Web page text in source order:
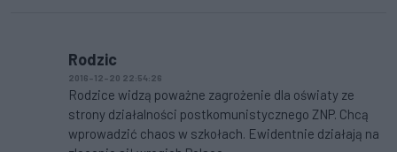
Rodzic
2016-12-20 22:54:26
Rodzice widzą poważne zagrożenie dla oświaty ze
strony działalności postkomunistycznego ZNP. Chcą
wprowadzić chaos w szkołach. Ewidentnie działają na